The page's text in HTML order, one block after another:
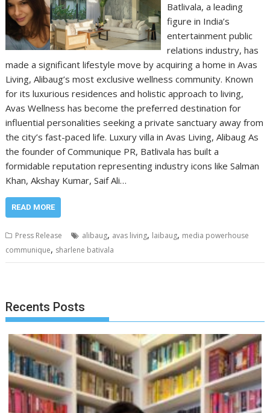
Batlivala, a leading
figure in India’s
entertainment public
relations industry, has
made a significant lifestyle move by acquiring a home in Avas
Living, Alibaug’s most exclusive wellness community. Known
for its luxurious residences and holistic approach to living,
Avas Wellness has become the preferred destination for
influential personalities seeking a private sanctuary away from
the city’s fast-paced life. Luxury villa in Avas Living, Alibaug As
the founder of Communique PR, Batlivala has built a
formidable reputation representing industry icons like Salman
Khan, Akshay Kumar, Saif Ali…
READ MORE
Press Release alibaug, avas living, laibaug, media powerhouse
communique, sharlene bativala
Recents Posts